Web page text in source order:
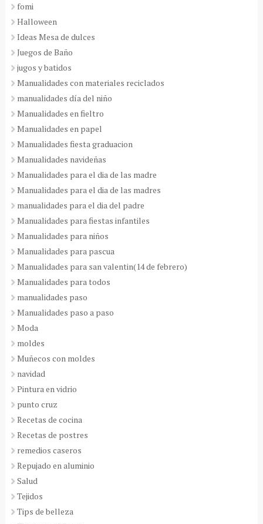
fomi
Halloween
Ideas Mesa de dulces
Juegos de Baño
jugos y batidos
Manualidades con materiales reciclados
manualidades día del niño
Manualidades en fieltro
Manualidades en papel
Manualidades fiesta graduacion
Manualidades navideñas
Manualidades para el dia de las madre
Manualidades para el dia de las madres
manualidades para el dia del padre
Manualidades para fiestas infantiles
Manualidades para niños
Manualidades para pascua
Manualidades para san valentin(14 de febrero)
Manualidades para todos
manualidades paso
Manualidades paso a paso
Moda
moldes
Muñecos con moldes
navidad
Pintura en vidrio
punto cruz
Recetas de cocina
Recetas de postres
remedios caseros
Repujado en aluminio
Salud
Tejidos
Tips de belleza